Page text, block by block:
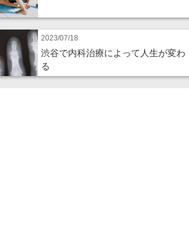
2023/07/18
渋谷で内科治療によって人生が変わ
る